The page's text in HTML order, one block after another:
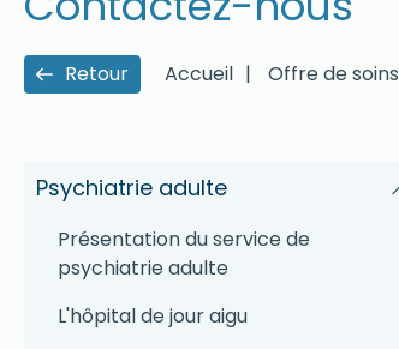
Retour Accueil | Offre de soins
Psychiatrie adulte
Présentation du service de
psychiatrie adulte
L'hôpital de jour aigu